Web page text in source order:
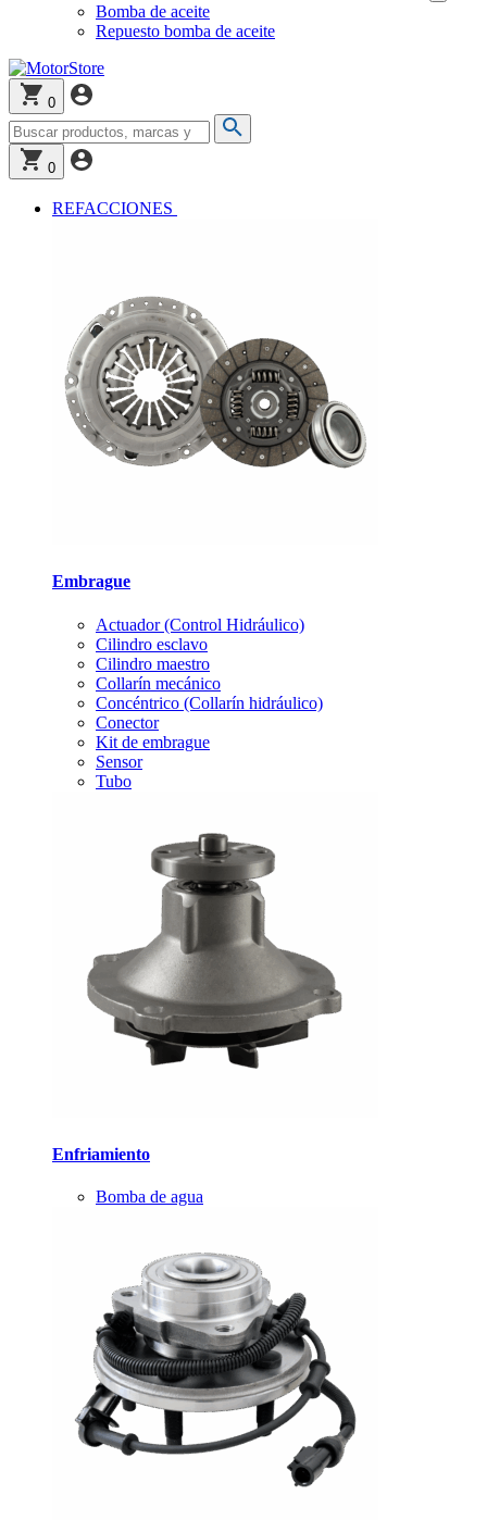
Bomba de aceite
Repuesto bomba de aceite
0
0
REFACCIONES
Embrague
Actuador (Control Hidráulico)
Cilindro esclavo
Cilindro maestro
Collarín mecánico
Concéntrico (Collarín hidráulico)
Conector
Kit de embrague
Sensor
Tubo
Enfriamiento
Bomba de agua